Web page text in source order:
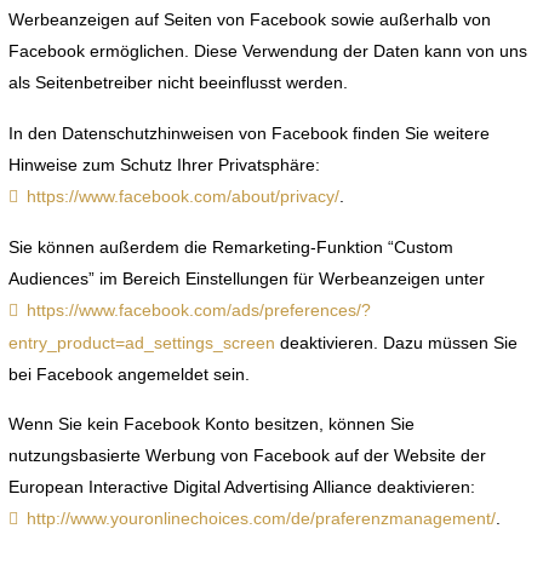
Werbeanzeigen auf Seiten von Facebook sowie außerhalb von
Facebook ermöglichen. Diese Verwendung der Daten kann von uns
als Seitenbetreiber nicht beeinflusst werden.
In den Datenschutzhinweisen von Facebook finden Sie weitere
Hinweise zum Schutz Ihrer Privatsphäre:
https://www.facebook.com/about/privacy/
Sie können außerdem die Remarketing-Funktion “Custom
Audiences” im Bereich Einstellungen für Werbeanzeigen unter
https://www.facebook.com/ads/preferences/?
entry_product=ad_settings_screen deaktivieren. Dazu müssen Sie
bei Facebook angemeldet sein.
Wenn Sie kein Facebook Konto besitzen, können Sie
nutzungsbasierte Werbung von Facebook auf der Website der
European Interactive Digital Advertising Alliance deaktivieren:
http://www.youronlinechoices.com/de/praferenzmanagement/.